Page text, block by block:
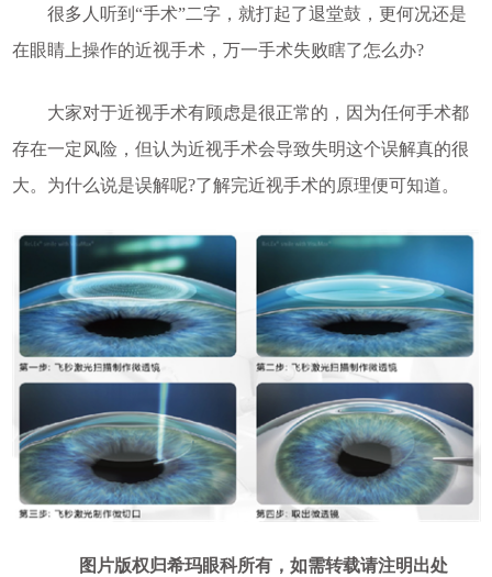
很多人听到“手术”二字，就打起了退堂鼓，更何况还是
在眼睛上操作的近视手术，万一手术失败瞎了怎么办?
大家对于近视手术有顾虑是很正常的，因为任何手术都
存在一定风险，但认为近视手术会导致失明这个误解真的很
大。为什么说是误解呢?了解完近视手术的原理便可知道。
图片版权归希玛眼科所有，如需转载请注明出处